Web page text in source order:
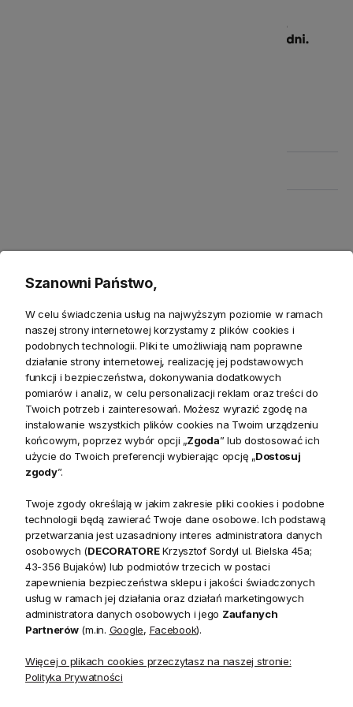
Opis
Poduszka Haftowana Dekoracyjna "Ladies Fashion" –
Stylowa Dekoracja dla Miłośników Mody
Poduszka "Ladies Fashion" to elegancki dodatek, który
wprowadza do wnętrza odrobinę szyku i klasy. Haftowany
motyw przedstawiający dwie eleganckie kobiety z torebkami
w odcieniach czerwieni i czerni to doskonały wybór dla osób,
które cenią modę i wyrafinowany styl. Ta poduszka doda
charakteru każdemu wnętrzu, stając się jego wyjątkowym
akcentem dekoracyjnym.
Personalizacja i Różnorodność Tkanin
Poduszka "Ladies Fashion" oferuje możliwość pełnej
personalizacji, co oznacza, że możesz wybrać tkaninę, kolor
oraz wykończenie, aby idealnie dopasować ją do swojego
wnętrza. Dzięki szerokiej gamie dostępnych materiałów i
indywidualnych potrzeb, dodając wnętrzu wyrafinowanego,
Szanowni Państwo,
W celu świadczenia usług na najwyższym poziomie w ramach
naszej strony internetowej korzystamy z plików cookies i
podobnych technologii. Pliki te umożliwiają nam poprawne
działanie strony internetowej, realizację jej podstawowych
funkcji i bezpieczeństwa, dokonywania dodatkowych
pomiarów i analiz, w celu personalizacji reklam oraz treści do
Twoich potrzeb i zainteresowań. Możesz wyrazić zgodę na
instalowanie wszystkich plików cookies na Twoim urządzeniu
końcowym, poprzez wybór opcji „Zgoda” lub dostosować ich
użycie do Twoich preferencji wybierając opcję „Dostosuj
zgody”.
Twoje zgody określają w jakim zakresie pliki cookies i podobne
technologii będą zawierać Twoje dane osobowe. Ich podstawą
przetwarzania jest uzasadniony interes administratora danych
osobowych (DECORATOREKrzysztof Sordyl ul. Bielska 45a;
43-356 Bujaków) lub podmiotów trzecich w postaci
zapewnienia bezpieczeństwa sklepu i jakości świadczonych
usług w ramach jej działania oraz działań marketingowych
administratora danych osobowych i jego Zaufanych
Partnerów(m.in. Google, Facebook).
Więcej o plikach cookies przeczytasz na naszej stronie:
Polityka Prywatności